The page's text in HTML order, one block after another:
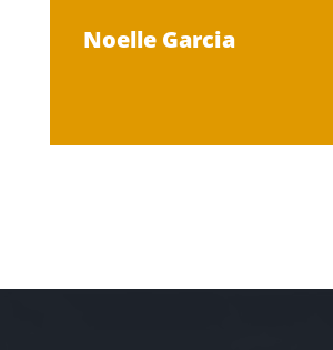
Noelle Garcia